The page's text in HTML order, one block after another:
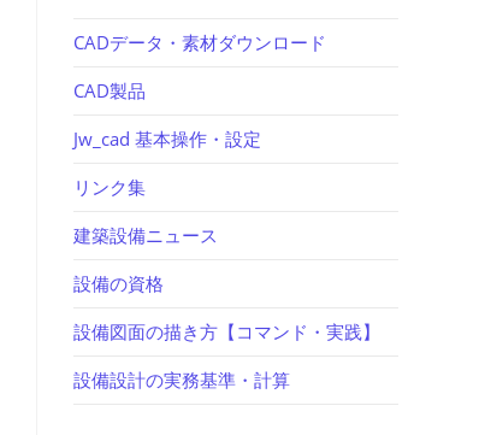
CADデータ・素材ダウンロード
CAD製品
Jw_cad 基本操作・設定
リンク集
建築設備ニュース
設備の資格
設備図面の描き方【コマンド・実践】
設備設計の実務基準・計算